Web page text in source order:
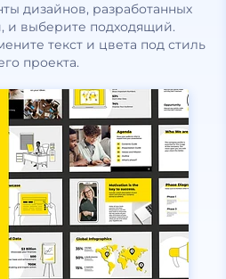
дизайнов, разработанных
и выберите подходящий.
текст и цвета под стиль
проекта.